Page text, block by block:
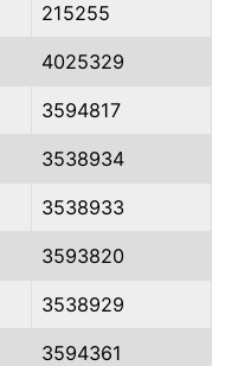
215255
4025329
3594817
3538934
3538933
3593820
3538929
3594361